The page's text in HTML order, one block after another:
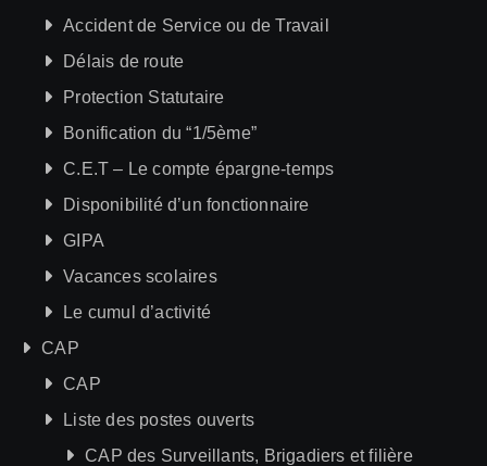
Accident de Service ou de Travail
Délais de route
Protection Statutaire
Bonification du “1/5ème”
C.E.T – Le compte épargne-temps
Disponibilité d’un fonctionnaire
GIPA
Vacances scolaires
Le cumul d’activité
CAP
CAP
Liste des postes ouverts
CAP des Surveillants, Brigadiers et filière